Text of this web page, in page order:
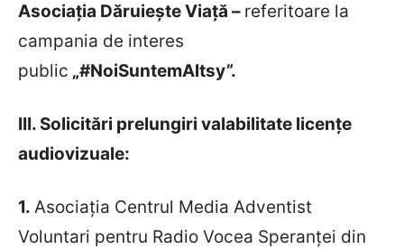
Asociația Dăruiește Viață – referitoare la
campania de interes
public „#NoiSuntemAltsy”.
III. Solicitări prelungiri valabilitate licențe
audiovizuale:
1. Asociația Centrul Media Adventist
Voluntari pentru Radio Vocea Speranței din